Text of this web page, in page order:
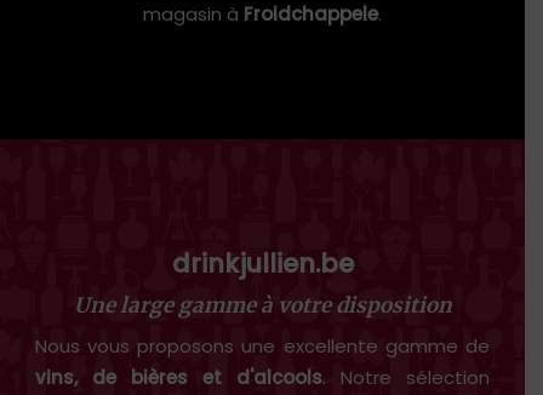
magasin à Froidchappele.
drinkjullien.be
Une large gamme à votre disposition
Nous vous proposons une excellente gamme de
vins, de bières et d'alcools. Notre sélection